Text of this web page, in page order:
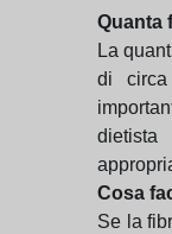
Quanta
La
di
dietista
Cosa
Se la